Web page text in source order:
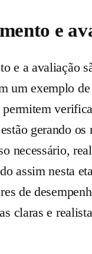
e
e a avaliação
um exemplo
gerando os
necessário,
assim nesta
de
claras e